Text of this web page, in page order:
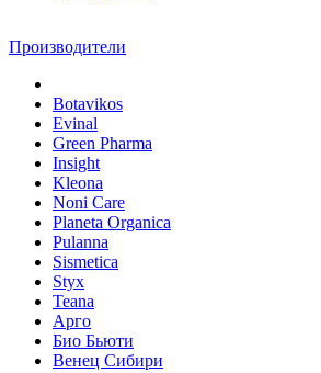
Производители
Botavikos
Evinal
Green Pharma
Insight
Kleona
Noni Care
Planeta Organica
Pulanna
Sismetica
Styx
Teana
Арго
Био Бьюти
Венец Сибири